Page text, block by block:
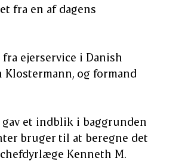
fra en af dagens
ejerservice i Danish
og formand
et indblik i baggrunden
bruger til at beregne det
Kenneth M.